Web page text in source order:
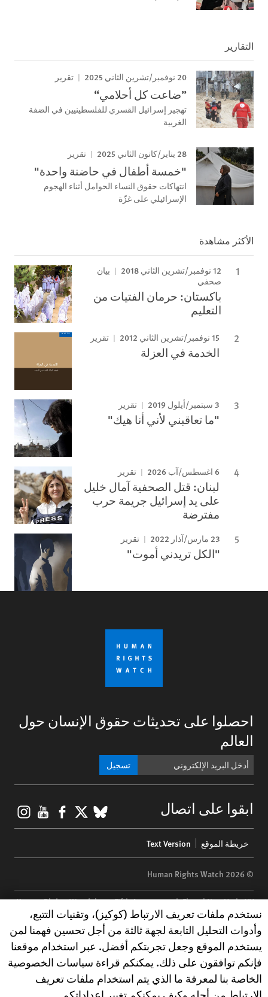
التقارير
20 نوفمبر/تشرين الثاني 2025 تقرير
”ضاعت كل أحلامي“
تهجير إسرائيل القسري للفلسطينيين في الضفة
الغربية
28 يناير/كانون الثاني 2025 تقرير
"خمسة أطفال في حاضنة واحدة"
انتهاكات حقوق النساء الحوامل أثناء الهجوم
الإسرائيلي على غزّة
الأكثر مشاهدة
12 نوفمبر/تشرين الثاني 2018
بيان
صحفي
باكستان: حرمان الفتيات من
التعليم
15 نوفمبر/تشرين الثاني 2012 تقرير
الخدمة في العزلة
3 سبتمبر/أيلول 2019 تقرير
"ما تعاقبني لأني أنا هيك"
6 اغسطس/آب 2026 تقرير
لبنان: قتل الصحفية آمال خليل
على يد إسرائيل جريمة حرب
مفترضة
23 مارس/آذار 2022 تقرير
"الكل تريدني أموت"
احصلوا على تحديثات حقوق الإنسان حول
العالم
تسجيل
ابقوا على اتصال BlueSky
X
menu
خريطة الموقع Text Version
© 2026 Human Rights Watch
Human Rights Watch| 350 Fifth Avenue, 34th Floor | New York,NY
10118-3299 USA|t 1.212.290.4700
Human Rights Watchis a 501(C)(3) nonprofit registered in the US
under EIN: 13-2875808
Human Rights Watch cookie preferences
نستخدم ملفات تعريف الارتباط (كوكيز)، وتقنيات التتبع،
وأدوات التحليل التابعة لجهة ثالثة من أجل تحسين فهمنا لمن
يستخدم الموقع وجعل تجربتكم أفضل. عبر استخدام موقعنا
فإنكم توافقون على ذلك. يمكنكم قراءة سياسات الخصوصية
الخاصة بنا لمعرفة ما الذي يتم استخدام ملفات تعريف